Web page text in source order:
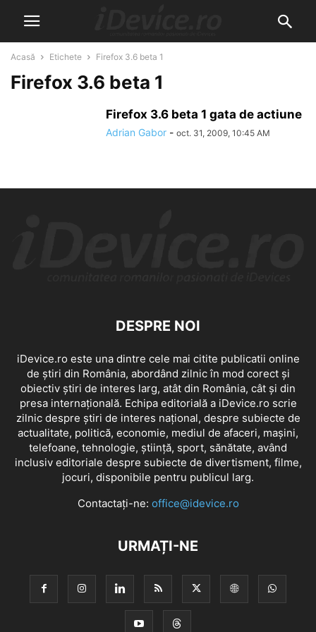
Acasă Etichete Firefox 3.6 beta 1
Firefox 3.6 beta 1
Firefox 3.6 beta 1 gata de actiune
Adrian Gabor - oct. 31, 2009, 10:45 AM
DESPRE NOI
iDevice.ro este una dintre cele mai citite publicatii online
de știri din România, abordând zilnic în mod corect și
obiectiv știri de interes larg, atât din România, cât și din
presa internațională. Echipa editorială a iDevice.ro scrie
zilnic despre știri de interes național, despre subiecte de
actualitate, politică, economie, mediul de afaceri, mașini,
telefoane, tehnologie, știință, sport, sănătate, având
inclusiv editoriale despre subiecte de divertisment, filme,
jocuri, disponibile pentru publicul larg.
Contactați-ne: office@idevice.ro
URMAȚI-NE